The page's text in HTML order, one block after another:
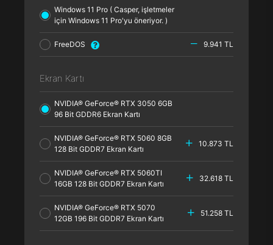
Windows 11 Pro ( Casper, işletmeler
için Windows 11 Pro'yu öneriyor. )
FreeDOS 9.941 TL
Ekran Kartı
NVIDIA® GeForce® RTX 3050 6GB
96 Bit GDDR6 Ekran Kartı
NVIDIA® GeForce® RTX 5060 8GB
128 Bit GDDR7 Ekran Kartı
10.873 TL
NVIDIA® GeForce® RTX 5060TI
16GB 128 Bit GDDR7 Ekran Kartı
32.618 TL
NVIDIA® GeForce® RTX 5070
12GB 196 Bit GDDR7 Ekran Kartı
51.258 TL